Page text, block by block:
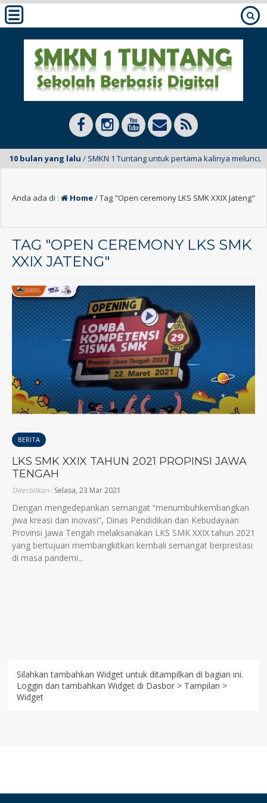
10 bulan yang lalu/ SMKN 1 Tuntang untuk pertama kalinya
Anda ada di : Home/Tag "Open ceremony LKS SMK XXIX Jateng"
TAG "OPEN CEREMONY LKS SMK
XXIX JATENG"
BERITA
LKS SMK XXIX TAHUN 2021 PROPINSI JAWA
TENGAH
Diterbitkan :Selasa, 23 Mar 2021
Dengan mengedepankan semangat “menumbuhkembangkan
jiwa kreasi dan inovasi”, Dinas Pendidikan dan Kebudayaan
Provinsi Jawa Tengah melaksanakan LKS SMK XXIX tahun 2021
yang bertujuan membangkitkan kembali semangat berprestasi
di masa pandemi...
Silahkan tambahkan Widget untuk ditampilkan di bagian ini.
Loggin dan tambahkan Widget di Dasbor > Tampilan >
Widget